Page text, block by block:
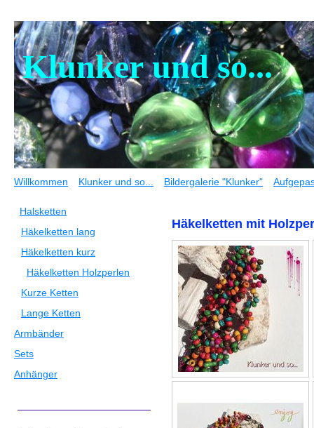
Klunker und so...
Willkommen Klunker und so... Bildergalerie "Klunker"
Häkelketten mit
Halsketten
Häkelketten lang
Häkelketten kurz
Häkelketten Holzperlen
Kurze Ketten
Lange Ketten
Armbänder
Sets
Anhänger